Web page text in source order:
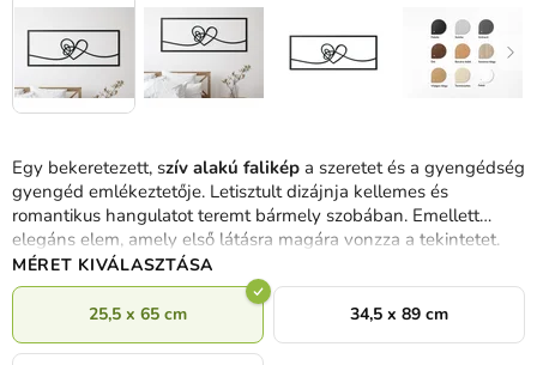
Egy bekeretezett, szív alakú falikép a szeretet és a gyengédség
gyengéd emlékeztetője. Letisztult dizájnja kellemes és
romantikus hangulatot teremt bármely szobában. Emellett
elegáns elem, amely első látásra magára vonzza a tekintetet.
MÉRET KIVÁLASZTÁSA
25,5 x 65 cm 34,5 x 89 cm